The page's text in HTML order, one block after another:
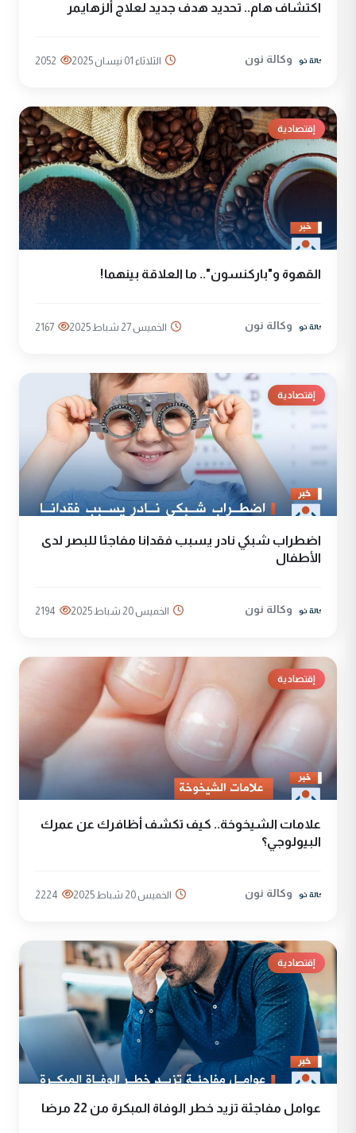
اكتشاف هام.. تحديد هدف جديد لعلاج ألزهايمر
وكالة نون الثلاثاء 01 نيسان 2025 2052
إقتصادية
القهوة و"باركنسون".. ما العلاقة بينهما!
وكالة نون الخميس 27 شباط 2025 2167
إقتصادية
اضطراب شبكي نادر يسبب فقدانا مفاجئا للبصر لدى
الأطفال
وكالة نون الخميس 20 شباط 2025 2194
إقتصادية
علامات الشيخوخة.. كيف تكشف أظافرك عن عمرك
البيولوجي؟
وكالة نون الخميس 20 شباط 2025 2224
إقتصادية
عوامل مفاجئة تزيد خطر الوفاة المبكرة من 22 مرضا